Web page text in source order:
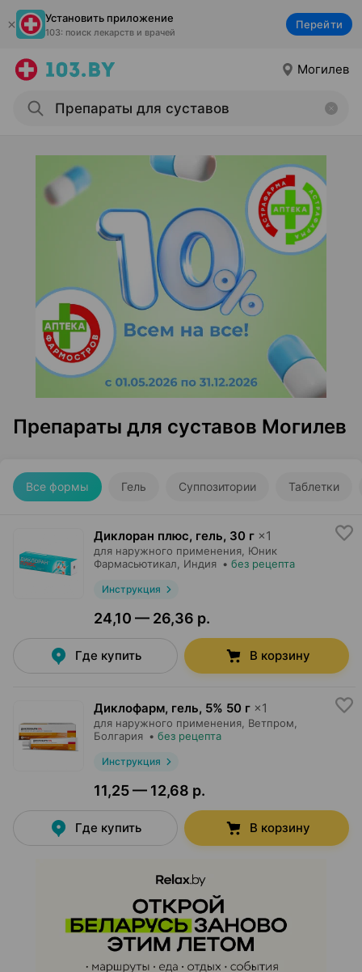
Установить приложение
103: поиск лекарств и врачей
Перейти
Могилев
Препараты для суставов Могилев
Все формы Гель Суппозитории Таблетки
Диклоран плюс, гель, 30 г ×1
для наружного применения, Юник
Фармасьютикал , Индия • без рецепта
Инструкция
24,10 — 26,36 р.
Где купить В корзину
Диклофарм, гель, 5% 50 г ×1
для наружного применения, Ветпром
Болгария • без рецепта
Инструкция
11,25 — 12,68 р.
Где купить В корзину